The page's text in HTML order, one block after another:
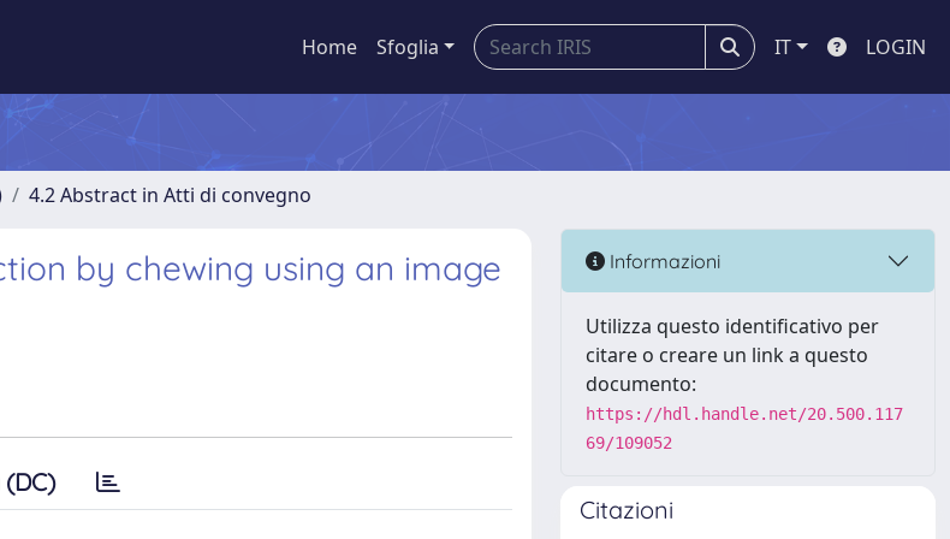
Home Sfoglia IT LOGIN
4.2 Abstract in Atti di convegno
by chewing using an image
Informazioni
Utilizza questo identificativo per
citare o creare un link a questo
documento:
https://hdl.handle.net/20.500.117
69/109052
Citazioni